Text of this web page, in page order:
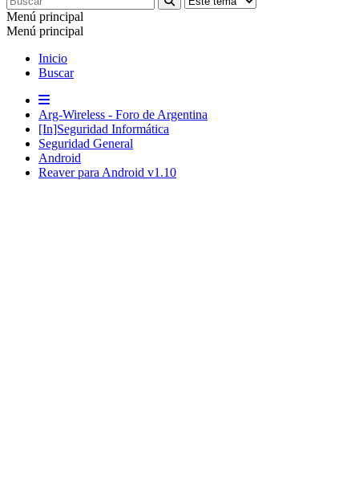
Menú principal
Menú principal
Inicio
Buscar
Arg-Wireless - Foro de Argentina
[In]Seguridad Informática
Seguridad General
Android
Reaver para Android v1.10